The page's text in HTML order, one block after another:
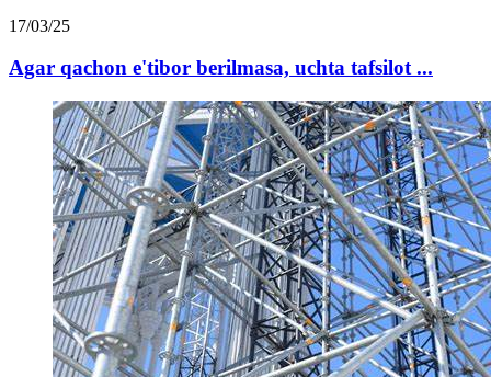
17/03/25
Agar qachon e'tibor berilmasa, uchta tafsilot ...